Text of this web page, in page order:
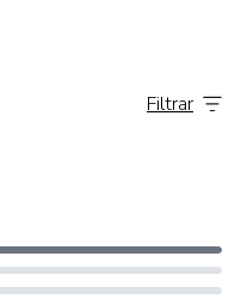
de emprego que
Filtrar